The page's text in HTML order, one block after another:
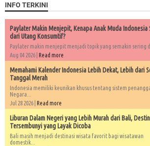
INFO TERKINI
Paylater Makin Menjepit, Kenapa Anak Muda Indonesia
dari Utang Konsumtif?
Paylater makin menjepit menjadi topik yang semakin sering
Aug 04 2026 | Read more
Memahami Kalender Indonesia Lebih Dekat, Lebih dari
Tanggal Merah
Indonesia memiliki keunikan khusus tentang sistem
Negara...
Jul 28 2026 | Read more
Liburan Dalam Negeri yang Lebih Murah dari Bali,
Tersembunyi yang Layak Dicoba
Bali masih menjadi destinasi wisata favorit bagi wisatawan
domestik...